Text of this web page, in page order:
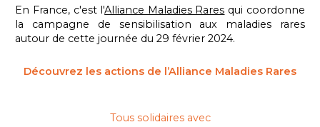
En France, c'est l'Alliance Maladies Rares qui coordonne
la campagne de sensibilisation aux maladies rares
autour de cette journée du 29 février 2024.
Découvrez les actions de l’Alliance Maladies Rares
Tous solidaires avec